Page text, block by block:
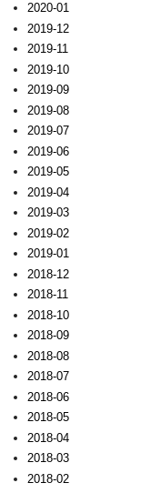
2020-01
2019-12
2019-11
2019-10
2019-09
2019-08
2019-07
2019-06
2019-05
2019-04
2019-03
2019-02
2019-01
2018-12
2018-11
2018-10
2018-09
2018-08
2018-07
2018-06
2018-05
2018-04
2018-03
2018-02